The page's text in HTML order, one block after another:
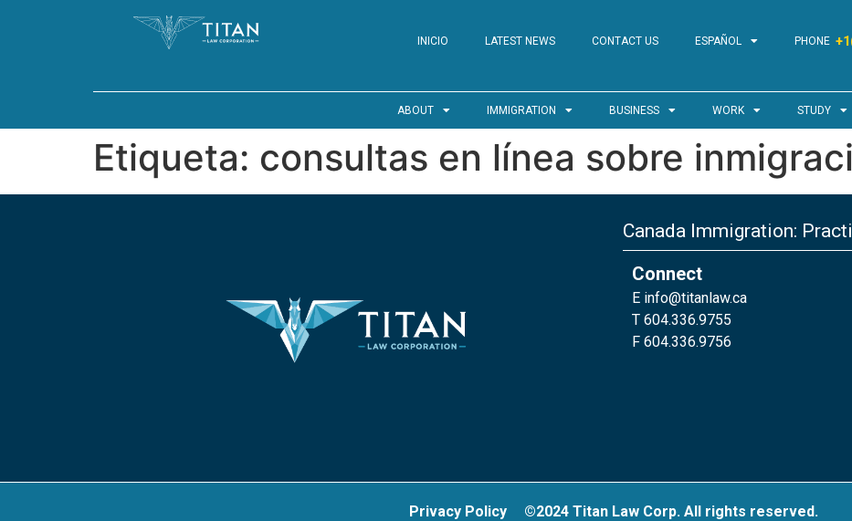
INICIO LATEST NEWS CONTACT US ESPAÑOL PHONE
ABOUT IMMIGRATION BUSINESS WORK STUDY
Etiqueta: consultas en línea sobre
Canada Immigration:
Connect
E info@titanlaw.ca
T 604.336.9755
F 604.336.9756
Privacy Policy ©2024 Titan Law Corp. All rights reserved.